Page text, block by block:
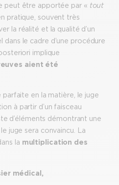
peut être apportée par « tout
pratique, souvent très
la réalité et la qualité d’un
le cadre d’une procédure
implique
aient été
parfaite en la matière, le juge
à partir d’un faisceau
d’éléments démontrant une
juge sera convaincu. La
la multiplication des
médical,